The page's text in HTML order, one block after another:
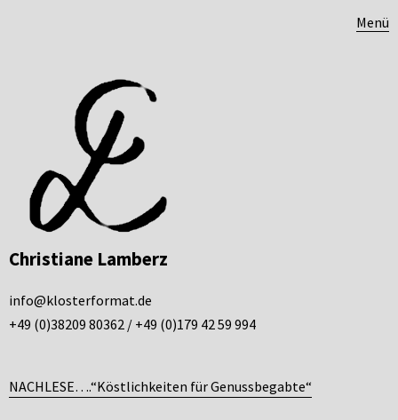
Menü
Christiane Lamberz
info@klosterformat.de
+49 (0)38209 80362 / +49 (0)179 42 59 994
NACHLESE….“Köstlichkeiten für Genussbegabte“